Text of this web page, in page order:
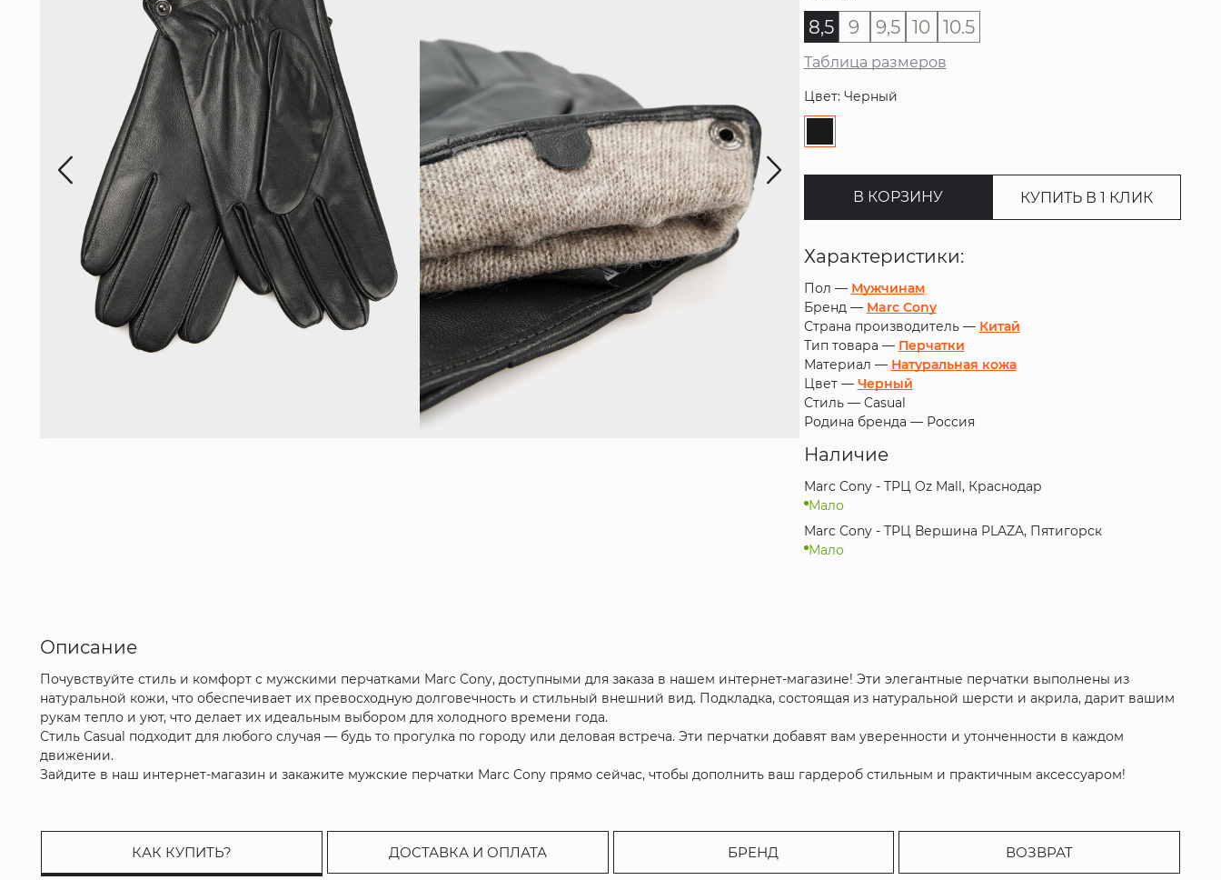
8,5 9 9,5 10 10.5
Таблица размеров
Цвет: Черный
В КОРЗИНУ КУПИТЬ В 1 КЛИК
Характеристики:
Пол — Мужчинам
Бренд — Marc Cony
Страна производитель — Китай
Тип товара — Перчатки
Материал — Натуральная кожа
Цвет — Черный
Стиль — Casual
Родина бренда — Россия
Наличие
Marc Cony - ТРЦ Oz Mall, Краснодар
Мало
Marc Cony - ТРЦ Вершина PLAZA, Пятигорск
Мало
Описание
Почувствуйте стиль и комфорт с мужскими перчатками Marc Cony, доступными для заказа в нашем интернет-магазине! Эти элегантные перчатки выполнены из
натуральной кожи, что обеспечивает их превосходную долговечность и стильный внешний вид. Подкладка, состоящая из натуральной шерсти и акрила, дарит вашим
рукам тепло и уют, что делает их идеальным выбором для холодного времени года.
Стиль Casual подходит для любого случая — будь то прогулка по городу или деловая встреча. Эти перчатки добавят вам уверенности и утонченности в каждом
движении.
Зайдите в наш интернет-магазин и закажите мужские перчатки Marc Cony прямо сейчас, чтобы дополнить ваш гардероб стильным и практичным аксессуаром!
КАК КУПИТЬ? ДОСТАВКА И ОПЛАТА БРЕНД ВОЗВРАТ